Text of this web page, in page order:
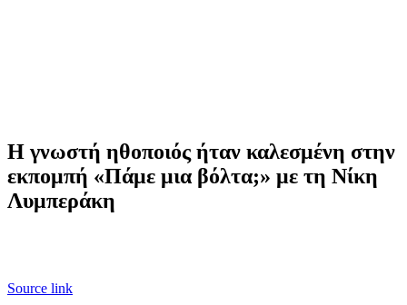
Η γνωστή ηθοποιός ήταν καλεσμένη στην
εκπομπή «Πάμε μια βόλτα;» με τη Νίκη
Λυμπεράκη
Source link